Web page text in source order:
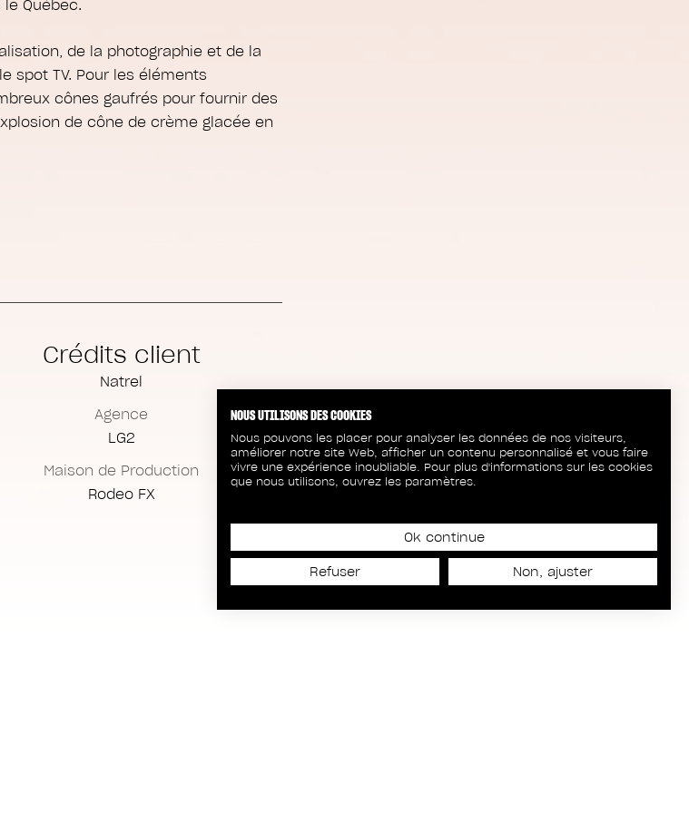
Québec.
de la photographie et de la
spot TV. Pour les éléments
cônes gaufrés pour fournir des
de cône de crème glacée en
Crédits client
Natrel
Agence
LG2
Maison de Production
Rodeo FX
NOUS UTILISONS DES COOKIES
Nous pouvons les placer pour analyser les données de nos visiteurs,
améliorer notre site Web, afficher un contenu personnalisé et vous faire
vivre une expérience inoubliable. Pour plus d'informations sur les cookies
que nous utilisons, ouvrez les paramètres.
Ok continue
Refuser Non, ajuster